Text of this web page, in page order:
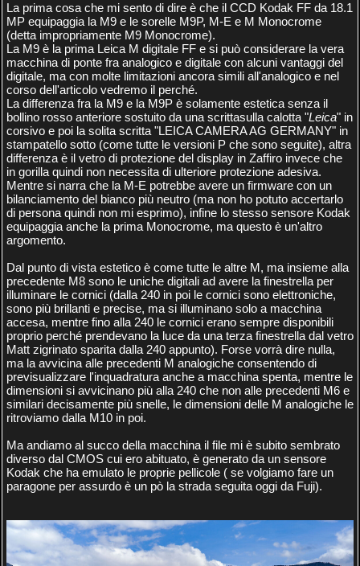
La prima cosa che mi sento di dire è che il CCD Kodak FF da 18.1
MP equipaggia la M9 e le sorelle M9P, M-E e M Monocrome
(detta impropriamente M9 Monocrome).
La M9 è la prima Leica M digitale FF e si può considerare la vera
macchina di ponte fra analogico e digitale con alcuni vantaggi del
digitale, ma con molte limitazioni ancora simili all'analogico e nel
corso dell'articolo vedremo il perché.
La differenza fra la M9 e la M9P è solamente estetica senza il
bollino rosso anteriore sostuito da una scrittasulla calotta "Leica" in
corsivo e poi la solita scritta "LEICA CAMERA AG GERMANY" in
stampatello sotto (come tutte le versioni P che sono seguite), altra
differenza è il vetro di protezione del display in Zaffiro invece che
in gorilla quindi non necessita di ulteriore protezione adesiva.
Mentre si narra che la M-E potrebbe avere un firmware con un
bilanciamento del bianco più neutro (ma non ho potuto accertarlo
di persona quindi non mi esprimo), infine lo stesso sensore Kodak
equipaggia anche la prima Monocrome, ma questo è un'altro
argomento.
Dal punto di vista estetico è come tutte le altre M, ma insieme alla
precedente M8 sono le uniche digitali ad avere la finestrella per
illuminare le cornici (dalla 240 in poi le cornici sono elettroniche,
sono più brillanti e precise, ma si illuminano solo a macchina
accesa, mentre fino alla 240 le cornici erano sempre disponibili
proprio perché prendevano la luce da una terza finestrella dal vetro
Matt zigrinato sparita dalla 240 appunto). Forse vorrà dire nulla,
ma la avvicina alle precedenti M analogiche consentendo di
previsualizzare l'inquadratura anche a macchina spenta, mentre le
dimensioni si avvicinano più alla 240 che non alle precedenti M6 e
similari decisamente più snelle, le dimensioni delle M analogiche le
ritroviamo dalla M10 in poi.
Ma andiamo al succo della macchina il file mi è subito sembrato
diverso dal CMOS cui ero abituato, è generato da un sensore
Kodak che ha emulato le proprie pellicole ( se volgiamo fare un
paragone per assurdo è un pò la strada seguita oggi da Fuji).